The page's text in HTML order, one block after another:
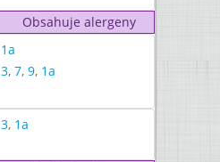
Obsahuje alergeny
1a
3, 7, 9, 1a
3, 1a